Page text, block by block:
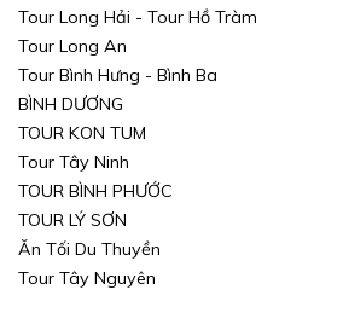
Tour Long Hải - Tour Hồ Tràm
Tour Long An
Tour Bình Hưng - Bình Ba
BÌNH DƯƠNG
TOUR KON TUM
Tour Tây Ninh
TOUR BÌNH PHƯỚC
TOUR LÝ SƠN
Ăn Tối Du Thuyền
Tour Tây Nguyên